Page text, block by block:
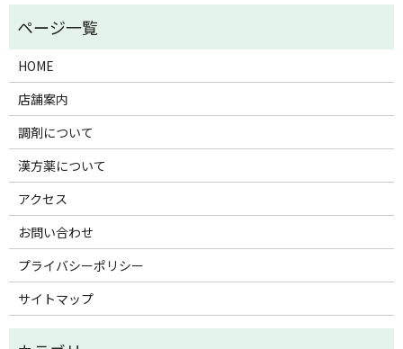
HOME
店舗案内
調剤について
漢方薬について
アクセス
お問い合わせ
プライバシーポリシー
サイトマップ